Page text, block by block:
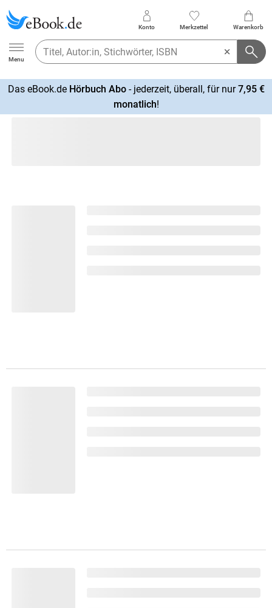
Ebook.de
Menu
Konto Merkzettel Warenkorb
Das eBook.de Hörbuch Abo- jederzeit, überall, für nur7,95 €
monatlich!